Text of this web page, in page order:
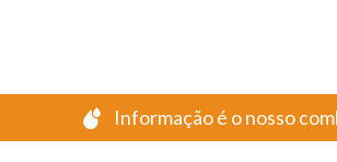
Informação é o nosso